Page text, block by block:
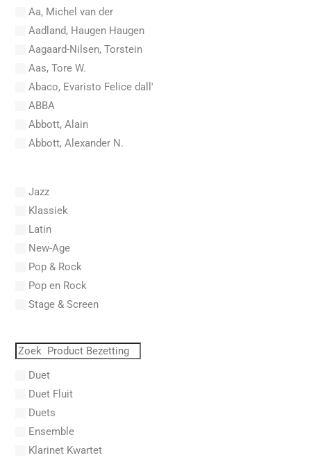
Aa, Michel van der
Aadland, Haugen Haugen
Aagaard-Nilsen, Torstein
Aas, Tore W.
Abaco, Evaristo Felice dall'
ABBA
Abbott, Alain
Abbott, Alexander N.
Abel, Lex
Aberg, Johan Ludvig
Aboucaya, Christian
Aboulker, Isabelle
Abraham, Paul
Abrams, Lester
Abreu, Zequinha
Absil, Jean
AC/DC
Acker, Dieter
Acosta, Omar
Jazz
Klassiek
Latin
New-Age
Pop & Rock
Pop en Rock
Stage & Screen
Duet
Duet Fluit
Duets
Ensemble
Klarinet Kwartet